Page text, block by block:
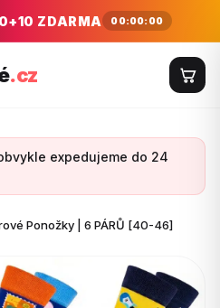
ZDARMA 00:00:00
.cz
expedujeme do 24
Ponožky | 6 PÁRŮ [40-46]